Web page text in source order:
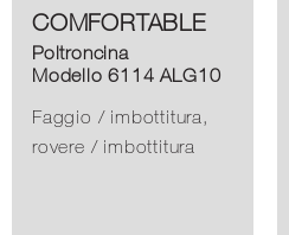
COMFORTABLE
Poltroncina
Modello 6114 ALG10
Faggio / imbottitura,
rovere / imbottitura